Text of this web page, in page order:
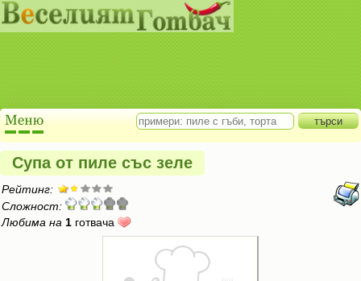
Супа от пиле със зеле
Рейтинг:
Сложност:
Любима на 1 готвача